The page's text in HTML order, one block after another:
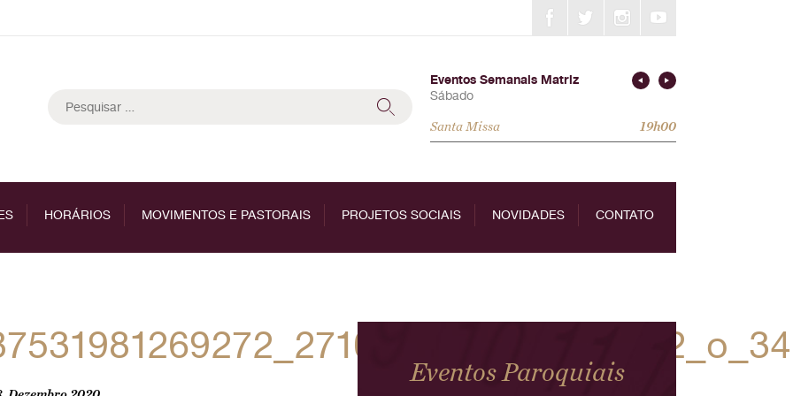
por:
Eventos Semanais Matriz
Sábado
Santa Missa 19h00
HORÁRIOS MOVIMENTOS E PASTORAIS PROJETOS SOCIAIS NOVIDADES CONTATO
Eventos Paroquiais